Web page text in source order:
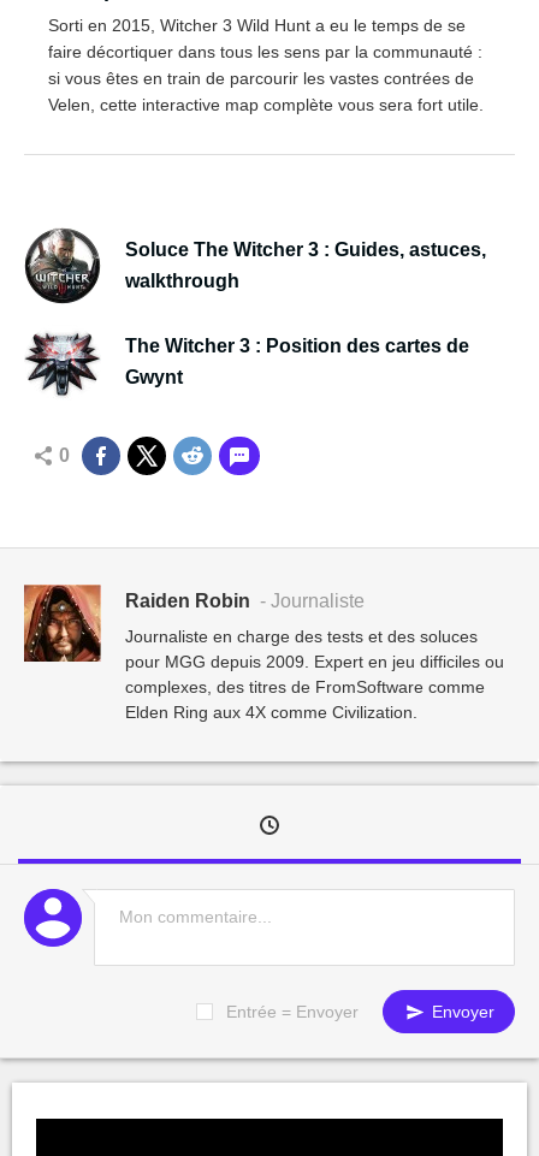
Sorti en 2015, Witcher 3 Wild Hunt a eu le temps de se
faire décortiquer dans tous les sens par la communauté :
si vous êtes en train de parcourir les vastes contrées de
Velen, cette interactive map complète vous sera fort utile.
Soluce The Witcher 3 : Guides, astuces,
walkthrough
The Witcher 3 : Position des cartes de
Gwynt
0
Raiden Robin - Journaliste
Journaliste en charge des tests et des soluces
pour MGG depuis 2009. Expert en jeu difficiles ou
complexes, des titres de FromSoftware comme
Elden Ring aux 4X comme Civilization.
Entrée = Envoyer Envoyer